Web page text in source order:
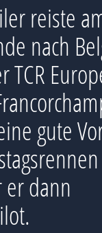
reiste
nach
gute
er dann